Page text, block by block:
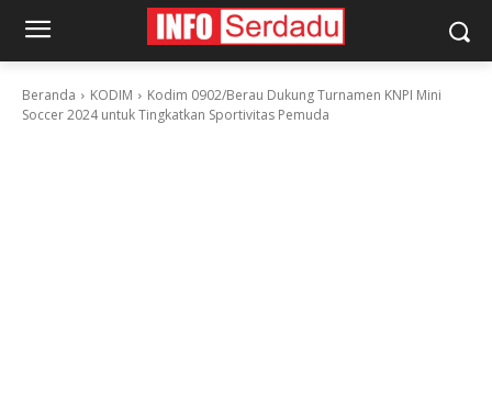
Beranda KODIM
Kodim 0902/Berau Dukung Turnamen KNPI Mini
Soccer 2024 untuk Tingkatkan Sportivitas Pemuda